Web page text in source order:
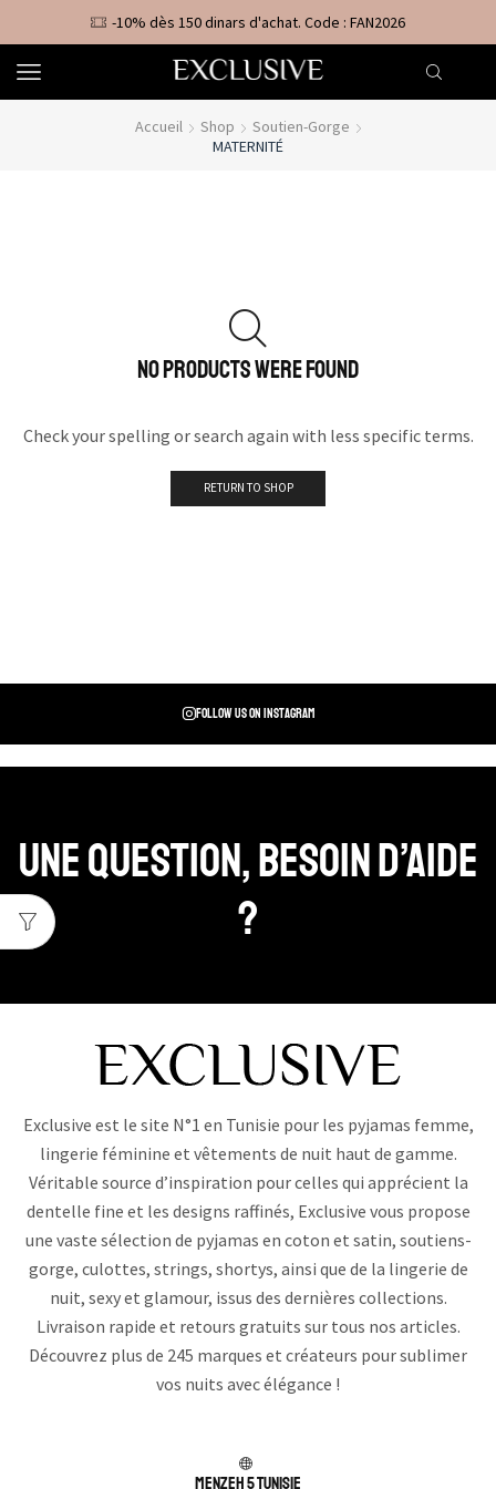
-10% dès 150 dinars d'achat. Code : FAN2026
Accueil Shop
Soutien-Gorge
MATERNITÉ
NO PRODUCTS WERE FOUND
Check your spelling or search again with less specific terms.
RETURN TO SHOP
Follow us on instagram
Une question, Besoin d’aide
?
Exclusive est le site N°1 en Tunisie pour les pyjamas femme,
lingerie féminine et vêtements de nuit haut de gamme.
Véritable source d’inspiration pour celles qui apprécient la
dentelle fine et les designs raffinés, Exclusive vous propose
une vaste sélection de pyjamas en coton et satin, soutiens-
gorge, culottes, strings, shortys, ainsi que de la lingerie de
nuit, sexy et glamour, issus des dernières collections.
Livraison rapide et retours gratuits sur tous nos articles.
Découvrez plus de 245 marques et créateurs pour sublimer
vos nuits avec élégance !
Menzeh 5 TUNISIE